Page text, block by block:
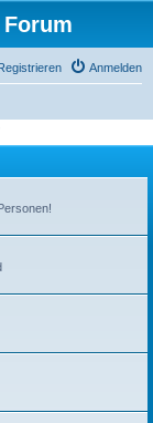
Anmelden